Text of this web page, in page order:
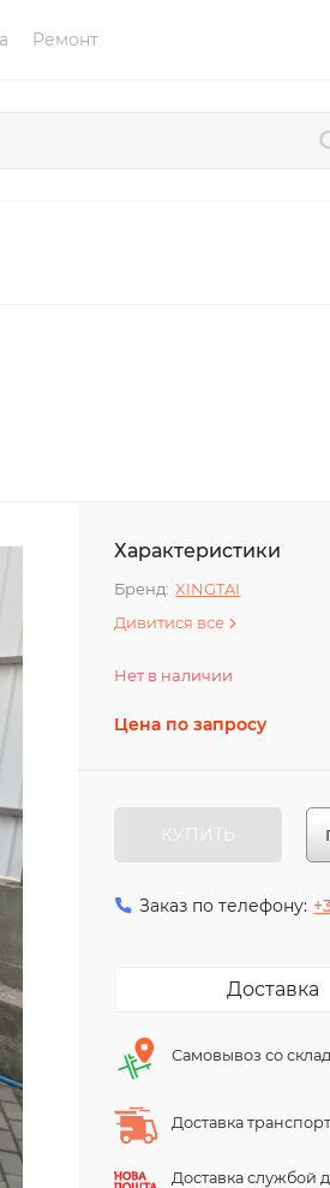
Ремонт
Характеристики
Бренд: XINGTAI
Дивитися все
Нет в наличии
Цена по запросу
КУПИТЬ
Заказ по телефону:
Доставка
Самовывоз со
Доставка
Доставка службой